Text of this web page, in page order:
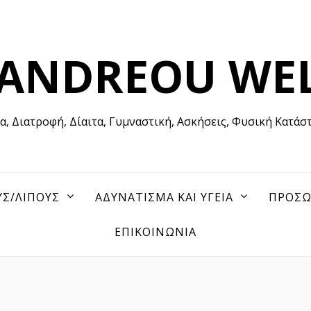
Υγεία, Διατροφή, Δίαιτα, Γυμναστική, Ασκήσεις, Φυσική Κατάσταση
ΛΙΠΟΥΣ ΑΔΥΝΑΤΙΣΜΑ ΚΑΙ ΥΓΕΙΑ
ΕΠΙΚΟΙΝΩΝΙΑ